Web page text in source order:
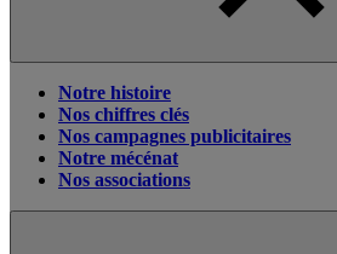
Notre histoire
Nos chiffres clés
Nos campagnes publicitaires
Notre mécénat
Nos associations